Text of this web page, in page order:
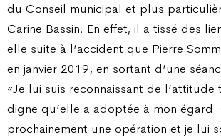
du Conseil municipal et plus
Carine Bassin. En effet, il a tissé des
elle suite à l’accident que Pierre
en janvier 2019, en sortant d’une
«Je lui suis reconnaissant de l’attitude
digne qu’elle a adoptée à mon égard.
prochainement une opération et je lui